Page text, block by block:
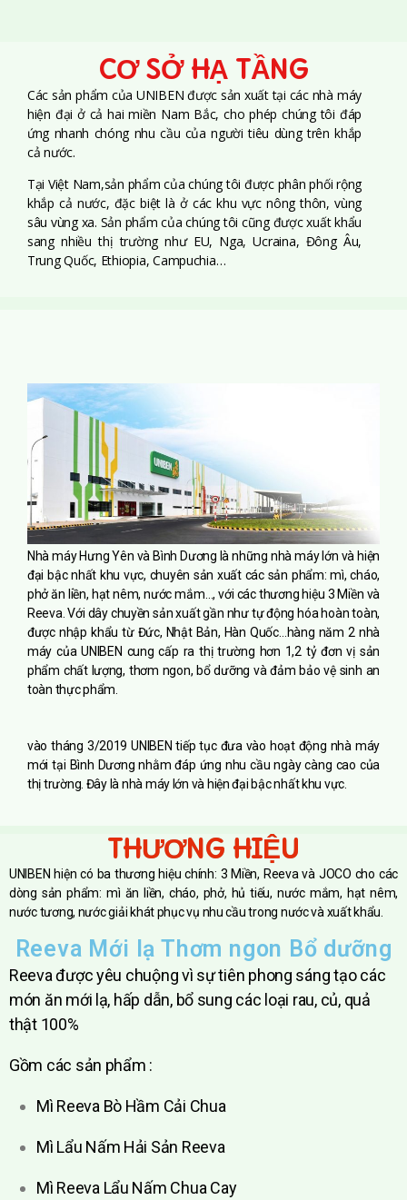
CƠ SỞ HẠ TẦNG
Các sản phẩm của UNIBEN được sản xuất tại các nhà máy
hiện đại ở cả hai miền Nam Bắc, cho phép chúng tôi đáp
ứng nhanh chóng nhu cầu của người tiêu dùng trên khắp
cả nước.
Tại Việt Nam,sản phẩm của chúng tôi được phân phối rộng
khắp cả nước, đặc biệt là ở các khu vực nông thôn, vùng
sâu vùng xa. Sản phẩm của chúng tôi cũng được xuất khẩu
sang nhiều thị trường như EU, Nga, Ucraina, Đông Âu,
Trung Quốc, Ethiopia, Campuchia…
Nhà máy Hưng Yên và Bình Dương là những nhà máy lớn và hiện
đại bậc nhất khu vực, chuyên sản xuất các sản phẩm: mì, cháo,
phở ăn liền, hạt nêm, nước mắm…, với các thương hiệu 3 Miền và
Reeva. Với dây chuyền sản xuất gần như tự động hóa hoàn toàn,
được nhập khẩu từ Đức, Nhật Bản, Hàn Quốc…hàng năm 2 nhà
máy của UNIBEN cung cấp ra thị trường hơn 1,2 tỷ đơn vị sản
phẩm chất lượng, thơm ngon, bổ dưỡng và đảm bảo vệ sinh an
toàn thực phẩm.
vào tháng 3/2019 UNIBEN tiếp tục đưa vào hoạt động nhà máy
mới tại Bình Dương nhằm đáp ứng nhu cầu ngày càng cao của
thị trường. Đây là nhà máy lớn và hiện đại bậc nhất khu vực.
THƯƠNG HIỆU
UNIBEN hiện có ba thương hiệu chính: 3 Miền, Reeva và JOCO cho các
dòng sản phẩm: mì ăn liền, cháo, phở, hủ tiếu, nước mắm, hạt nêm,
nước tương, nước giải khát phục vụ nhu cầu trong nước và xuất khẩu.
Reeva Mới lạ Thơm ngon Bổ dưỡng
Reeva được yêu chuộng vì sự tiên phong sáng tạo các
món ăn mới lạ, hấp dẫn, bổ sung các loại rau, củ, quả
thật 100%
Gồm các sản phẩm :
Mì Reeva Bò Hầm Cải Chua
Mì Lẩu Nấm Hải Sản Reeva
Mì Reeva Lẩu Nấm Chua Cay